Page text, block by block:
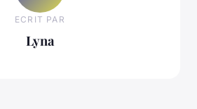
ECRIT PAR
Lyna